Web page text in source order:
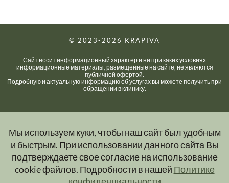
Мы используем куки, чтобы наш сайт был удобным
и быстрым. При использовании данного сайта Вы
подтверждаете свое согласие на использование
cookie файлов. Подробности в нашей Политике
© 2023-2026 KRAPIVA
Сайт носит информационный характер и ни при каких условиях
информационные материалы, размещенные на сайте, не являются
публичной офертой.
Подробную и актуальную информацию об услугах вы можете получить при
обращении в клинику.